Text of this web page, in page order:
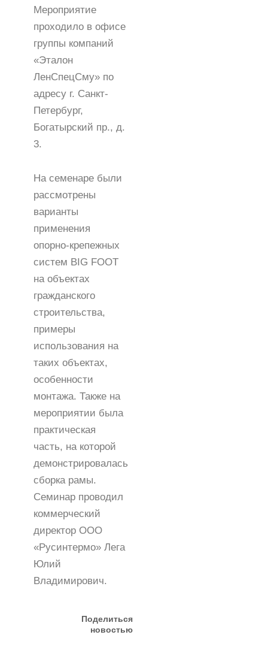
Мероприятие
проходило в офисе
группы компаний
«Эталон
ЛенСпецСму» по
адресу г. Санкт-
Петербург,
Богатырский пр., д.
3.
На семенаре были
рассмотрены
варианты
применения
опорно-крепежных
систем BIG FOOT
на объектах
гражданского
строительства,
примеры
использования на
таких объектах,
особенности
монтажа. Также на
мероприятии была
практическая
часть, на которой
демонстрировалась
сборка рамы.
Семинар проводил
коммерческий
директор ООО
«Русинтермо» Лега
Юлий
Владимирович.
Поделиться
новостью